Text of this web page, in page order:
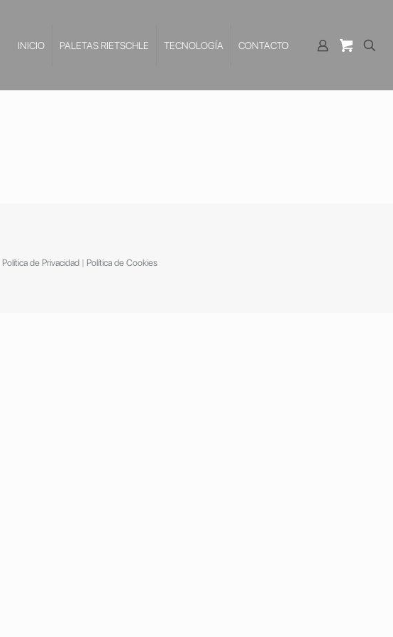
INICIO PALETAS RIETSCHLE TECNOLOGÍA CONTACTO
Política de Privacidad | Política de Cookies